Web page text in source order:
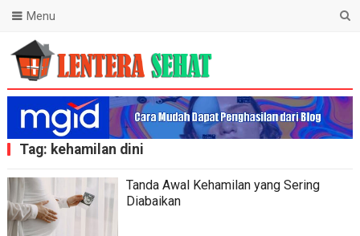
Lentera Sehat
Menu
Tag: kehamilan dini
Tanda Awal Kehamilan yang Sering
Diabaikan